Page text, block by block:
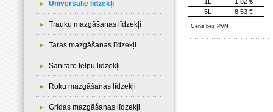
Universālie līdzekļi
Trauku mazgāšanas līdzekļi
Taras mazgāšanas līdzekļi
Sanitāro telpu līdzekļi
Roku mazgāšanas līdzekļi
Grīdas mazgāšanas līdzekļi
5L
8.53 €
Cena bez PVN